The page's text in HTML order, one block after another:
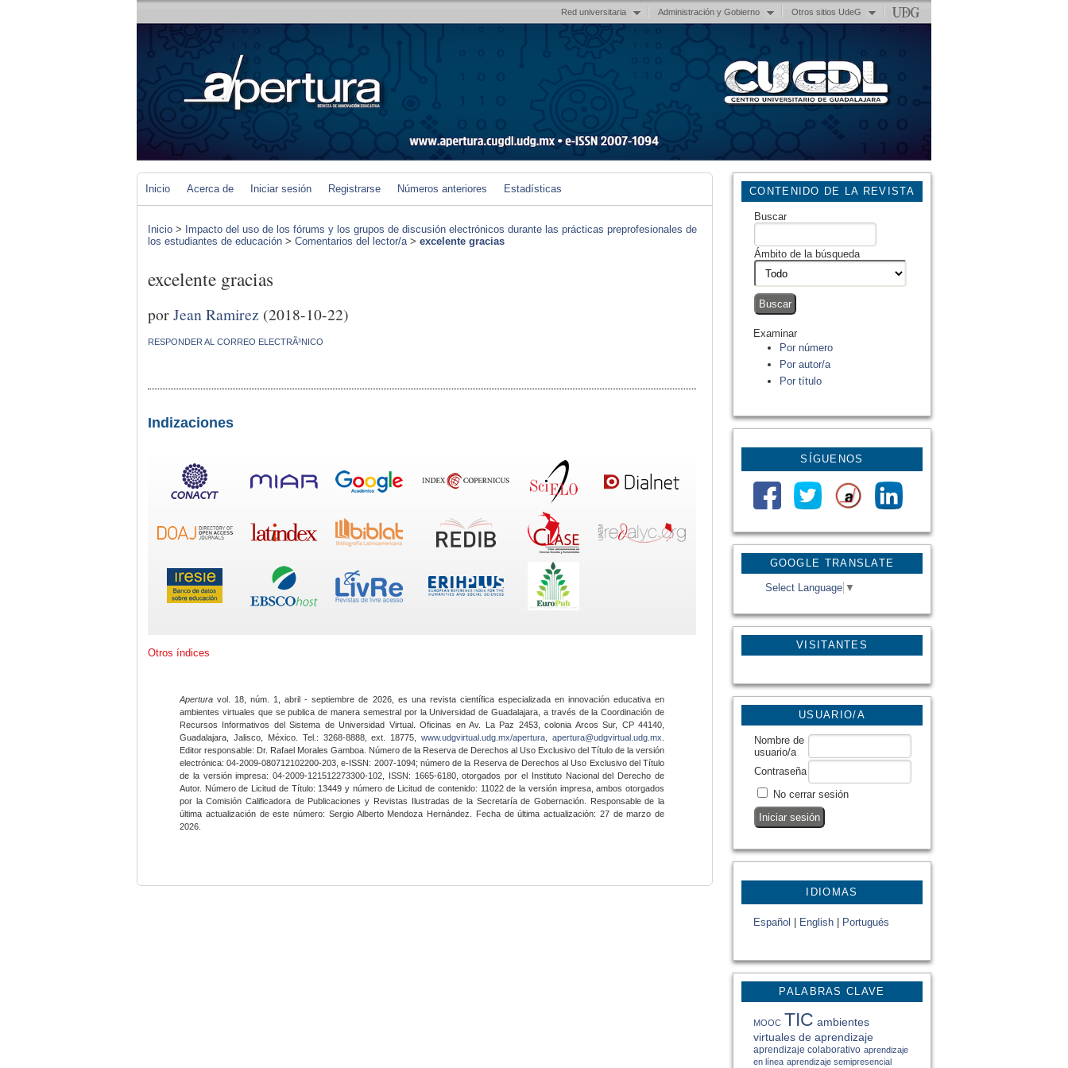
Red universitaria Administración y Gobierno Otros sitios UdeG
GOOGLE TRANSLATE
Select Language ▼
VISITANTES
CONTENIDO DE LA REVISTA
Buscar
Ámbito de la búsqueda
Examinar
Por número
Por autor/a
Por título
SÍGUENOS
USUARIO/A
Nombre de
usuario/a
Contraseña
No cerrar sesión
IDIOMAS
Español English Portugués
PALABRAS CLAVE
MOOC TIC ambientes
virtuales de aprendizaje
aprendizaje colaborativo aprendizaje
en línea aprendizaje semipresencial
Inicio Acerca de Iniciar sesión Registrarse Números anteriores Estadísticas
Inicio > Impacto del uso de los fórums y los grupos de discusión electrónicos durante las prácticas preprofesionales de
los estudiantes de educación > Comentarios del lector/a> excelente gracias
excelente gracias
porJean Ramirez (2018-10-22)
RESPONDER AL CORREO ELECTRÃ³NICO
Indizaciones
Otros índices
Apertura vol. 18, núm. 1, abril - septiembre de 2026, es una revista científica especializada en innovación educativa en
ambientes virtuales que se publica de manera semestral por la Universidad de Guadalajara, a través de la Coordinación de
Recursos Informativos del Sistema de Universidad Virtual. Oficinas en Av. La Paz 2453, colonia Arcos Sur, CP 44140,
Guadalajara, Jalisco, México. Tel.: 3268-8888, ext. 18775,www.udgvirtual.udg.mx/apertura apertura@udgvirtual.udg.mx
Editor responsable: Dr. Rafael Morales Gamboa. Número de la Reserva de Derechos al Uso Exclusivo del Título de la versión
electrónica: 04-2009-080712102200-203, e-ISSN: 2007-1094; número de la Reserva de Derechos al Uso Exclusivo del Título
de la versión impresa: 04-2009-121512273300-102, ISSN: 1665-6180, otorgados por el Instituto Nacional del Derecho de
Autor. Número de Licitud de Título: 13449 y número de Licitud de contenido: 11022 de la versión impresa, ambos otorgados
por la Comisión Calificadora de Publicaciones y Revistas Ilustradas de la Secretaría de Gobernación. Responsable de la
última actualización de este número: Sergio Alberto Mendoza Hernández. Fecha de última actualización: 27 de marzo de
2026.